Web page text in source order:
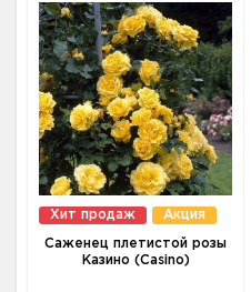
Хит продаж Акция
Саженец плетистой розы
Казино (Casino)